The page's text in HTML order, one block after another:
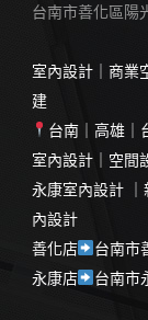
台南市善化區陽
室內設計｜商業
建
台南｜高雄｜
室內設計｜空間
永康室內設計
內設計
善化店
台南市
永康店
台南市